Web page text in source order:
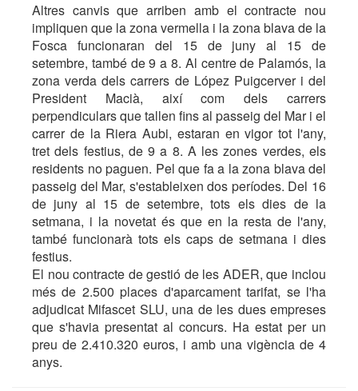
Altres canvis que arriben amb el contracte nou
impliquen que la zona vermella i la zona blava de la
Fosca funcionaran del 15 de juny al 15 de
setembre, també de 9 a 8. Al centre de Palamós, la
zona verda dels carrers de López Puigcerver i del
President Macià, així com dels carrers
perpendiculars que tallen fins al passeig del Mar i el
carrer de la Riera Aubi, estaran en vigor tot l'any,
tret dels festius, de 9 a 8. A les zones verdes, els
residents no paguen. Pel que fa a la zona blava del
passeig del Mar, s'estableixen dos períodes. Del 16
de juny al 15 de setembre, tots els dies de la
setmana, i la novetat és que en la resta de l'any,
també funcionarà tots els caps de setmana i dies
festius.
El nou contracte de gestió de les ADER, que inclou
més de 2.500 places d'aparcament tarifat, se l'ha
adjudicat Mifascet SLU, una de les dues empreses
que s'havia presentat al concurs. Ha estat per un
preu de 2.410.320 euros, i amb una vigència de 4
anys.